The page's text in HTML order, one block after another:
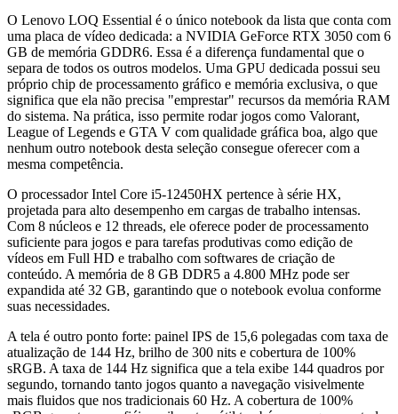
O Lenovo LOQ Essential é o único notebook da lista que conta com
uma placa de vídeo dedicada: a NVIDIA GeForce RTX 3050 com 6
GB de memória GDDR6. Essa é a diferença fundamental que o
separa de todos os outros modelos. Uma GPU dedicada possui seu
próprio chip de processamento gráfico e memória exclusiva, o que
significa que ela não precisa "emprestar" recursos da memória RAM
do sistema. Na prática, isso permite rodar jogos como Valorant,
League of Legends e GTA V com qualidade gráfica boa, algo que
nenhum outro notebook desta seleção consegue oferecer com a
mesma competência.
O processador Intel Core i5-12450HX pertence à série HX,
projetada para alto desempenho em cargas de trabalho intensas.
Com 8 núcleos e 12 threads, ele oferece poder de processamento
suficiente para jogos e para tarefas produtivas como edição de
vídeos em Full HD e trabalho com softwares de criação de
conteúdo. A memória de 8 GB DDR5 a 4.800 MHz pode ser
expandida até 32 GB, garantindo que o notebook evolua conforme
suas necessidades.
A tela é outro ponto forte: painel IPS de 15,6 polegadas com taxa de
atualização de 144 Hz, brilho de 300 nits e cobertura de 100%
sRGB. A taxa de 144 Hz significa que a tela exibe 144 quadros por
segundo, tornando tanto jogos quanto a navegação visivelmente
mais fluidos que nos tradicionais 60 Hz. A cobertura de 100%